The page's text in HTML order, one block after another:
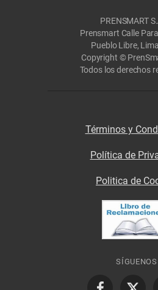
PRENSMART
Prensmart Calle
Pueblo Libre,
Copyright ©
Todos los derechos
Términos y
Política de
Politica de
SÍGUENOS